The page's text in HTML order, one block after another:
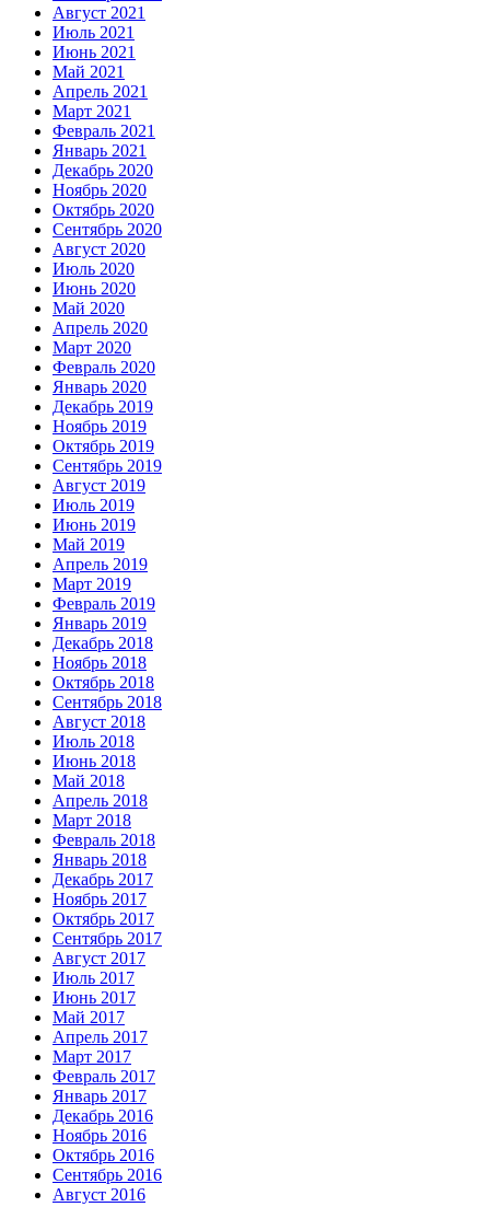
Август 2021
Июль 2021
Июнь 2021
Май 2021
Апрель 2021
Март 2021
Февраль 2021
Январь 2021
Декабрь 2020
Ноябрь 2020
Октябрь 2020
Сентябрь 2020
Август 2020
Июль 2020
Июнь 2020
Май 2020
Апрель 2020
Март 2020
Февраль 2020
Январь 2020
Декабрь 2019
Ноябрь 2019
Октябрь 2019
Сентябрь 2019
Август 2019
Июль 2019
Июнь 2019
Май 2019
Апрель 2019
Март 2019
Февраль 2019
Январь 2019
Декабрь 2018
Ноябрь 2018
Октябрь 2018
Сентябрь 2018
Август 2018
Июль 2018
Июнь 2018
Май 2018
Апрель 2018
Март 2018
Февраль 2018
Январь 2018
Декабрь 2017
Ноябрь 2017
Октябрь 2017
Сентябрь 2017
Август 2017
Июль 2017
Июнь 2017
Май 2017
Апрель 2017
Март 2017
Февраль 2017
Январь 2017
Декабрь 2016
Ноябрь 2016
Октябрь 2016
Сентябрь 2016
Август 2016